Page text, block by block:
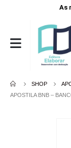
As
SHOP
APOSTILA BNB –